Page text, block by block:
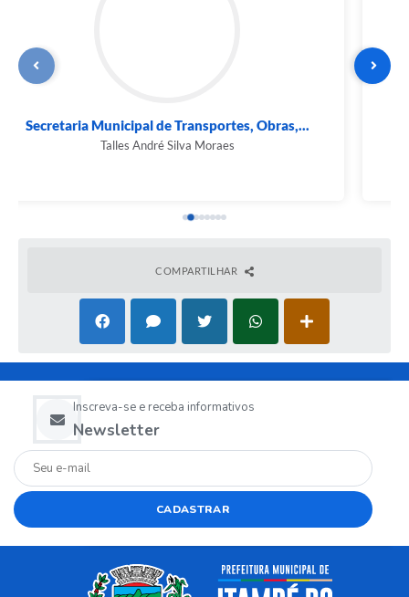
Secretaria Municipal de Turismo, Cultura,
Esporte...
COMPARTILHAR
Newsletter
Inscreva-se e receba informativos
CADASTRAR